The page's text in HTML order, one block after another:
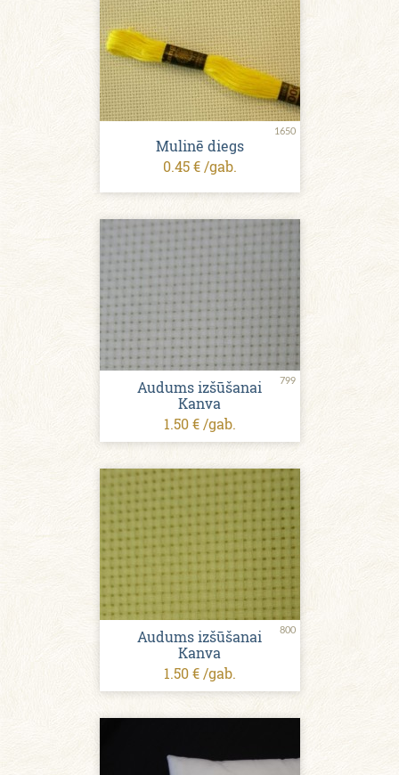
1650
Mulinē diegs
0.45 € /gab.
799
Audums izšūšanai
Kanva
1.50 € /gab.
800
Audums izšūšanai
Kanva
1.50 € /gab.